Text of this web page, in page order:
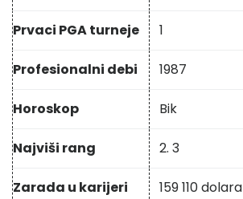
Prvaci PGA turneje 1
Profesionalni debi 1987
Horoskop Bik
Najviši rang 2. 3
Zarada u karijeri 159 110 dolara